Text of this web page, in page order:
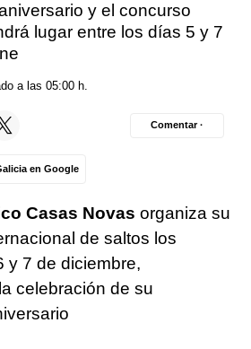
y el concurso
lugar entre los días 5 y 7
a las 05:00 h.
en Google
Comentar ·
Casas Novas organiza su
de saltos los
y 7 de diciembre,
celebración de su